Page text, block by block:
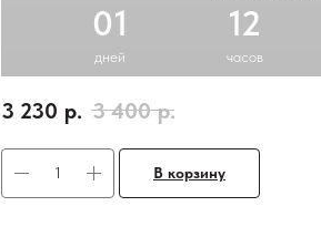
01
дней
12
часов
3 230 р. 3 400 р.
В корзину